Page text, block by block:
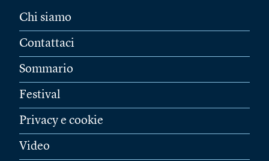
Chi siamo
Contattaci
Sommario
Festival
Privacy e cookie
Video